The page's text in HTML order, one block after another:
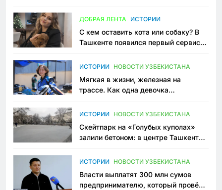
ДОБРАЯ ЛЕНТА ИСТОРИИ
С кем оставить кота или собаку? В
Ташкенте появился первый сервис
ИСТОРИИ НОВОСТИ УЗБЕКИСТАНА
Мягкая в жизни, железная на
трассе. Как одна девочка
Узбекистане
ИСТОРИИ НОВОСТИ УЗБЕКИСТАНА
Скейтпарк на «Голубых куполах»
залили бетоном: в центре Ташкента
пространство
ИСТОРИИ НОВОСТИ УЗБЕКИСТАНА
Власти выплатят 300 млн сумов
предпринимателю, который провёл